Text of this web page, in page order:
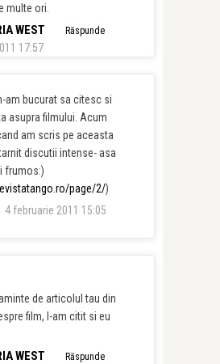
multe ori.
WEST
17:57
Răspunde
am bucurat sa citesc si
asupra filmului. Acum
am scris pe aceasta
discutii intense- asa
frumos:)
page/2/)
4 februarie 2011 15:05
de articolul tau din
film, l-am citit si eu
WEST Răspunde